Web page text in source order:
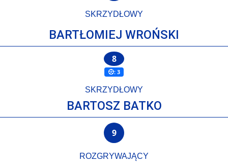
SKRZYDŁOWY
BARTŁOMIEJ WROŃSKI
8
: 3
SKRZYDŁOWY
BARTOSZ BATKO
9
ROZGRYWAJĄCY